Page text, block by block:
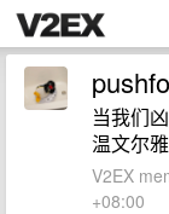
当我们
温文尔
V2EX
+08:00